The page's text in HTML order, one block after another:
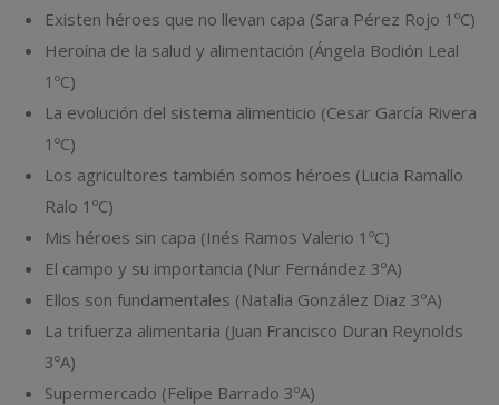
Existen héroes que no llevan capa (Sara Pérez Rojo 1ºC)
Heroína de la salud y alimentación (Ángela Bodión Leal
1ºC)
La evolución del sistema alimenticio (Cesar García Rivera
1ºC)
Los agricultores también somos héroes (Lucia Ramallo
Ralo 1ºC)
Mis héroes sin capa (Inés Ramos Valerio 1ºC)
El campo y su importancia (Nur Fernández 3ºA)
Ellos son fundamentales (Natalia González Diaz 3ºA)
La trifuerza alimentaria (Juan Francisco Duran Reynolds
3ºA)
Supermercado (Felipe Barrado 3ºA)